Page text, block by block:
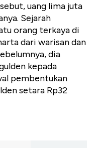
uang lima juta
Sejarah
orang terkaya di
dari warisan dan
dia
kepada
pembentukan
setara Rp32